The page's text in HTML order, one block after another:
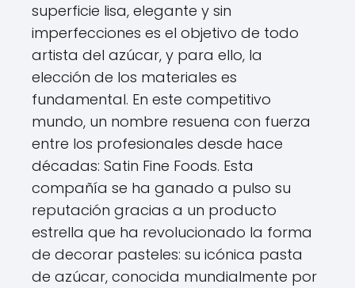
superficie lisa, elegante y sin
imperfecciones es el objetivo de todo
artista del azúcar, y para ello, la
elección de los materiales es
fundamental. En este competitivo
mundo, un nombre resuena con fuerza
entre los profesionales desde hace
décadas: Satin Fine Foods. Esta
compañía se ha ganado a pulso su
reputación gracias a un producto
estrella que ha revolucionado la forma
de decorar pasteles: su icónica pasta
de azúcar, conocida mundialmente por